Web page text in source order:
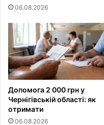
06.08.2026
Допомога 2 000 грн у
Чернігівській області: як
отримати
06.08.2026